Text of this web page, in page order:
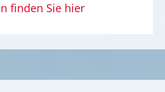
finden Sie hier